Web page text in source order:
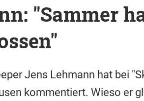
"Sammer
Jens Lehmann hat bei
kommentiert. Wieso er